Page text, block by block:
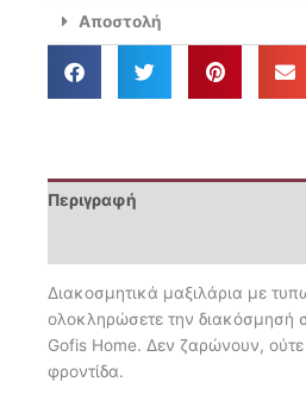
ποσότητα
Αποστολή
Περιγραφή
Διακοσμητικά μαξιλάρια με
ολοκληρώσετε την διακόσμησή
Gofis Ηome. Δεν ζαρώνουν, ούτε
φροντίδα.